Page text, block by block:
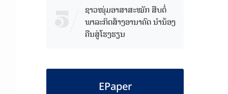
ຊາວໜຸ່ມອາສາສະໝັກ ສືບຕໍ່
ພາລະກິດສ້າງອານາຄົດ ນໍານ້ອງ
ຄືນສູ່ໂຮງຮຽນ
EPaper